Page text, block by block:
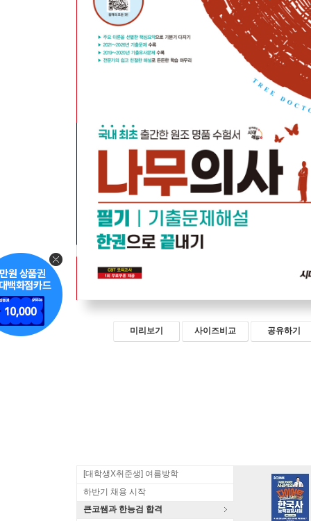
미리보기 사이즈비교 공유하기
[대학생X취준생] 여름방학
하반기 채용 시작
큰코쌤과 한능검 합격